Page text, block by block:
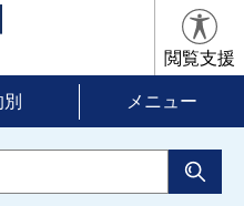
閲覧支援
メニュー